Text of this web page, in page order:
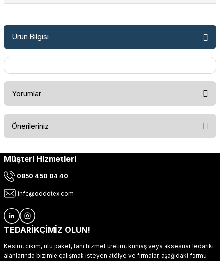
Ürün Bilgisi
Yorumlar
Önerileriniz
Bu ürünün fiyat bilgisi, resim, ürün açıklamalarında ve diğer
kullanarak tarafımıza iletebilirsiniz.
Ürün resmi kalitesiz, bozuk veya görüntülenemiyor.
Ürün açıklamasında eksik bilgiler bulunuyor.
Ürün fiyatı diğer sitelerden daha pahalı.
Müşteri Hizmetleri
0850 450 04 40
info@oddotex.com
TEDARİKÇİMİZ OLUN!
Kesim, dikim, ütü paket, tam hizmet üretim, kumaş veya aksesuar tedariki
alanlarında bizimle çalışmak isteyen atölye ve firmalar, aşağıdaki formu